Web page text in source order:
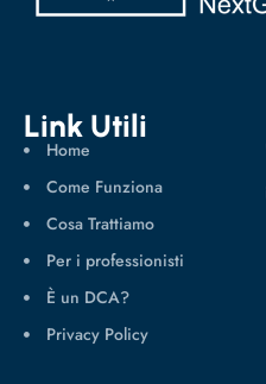
Link Utili
Home
Come Funziona
Cosa Trattiamo
Per i professionisti
È un DCA?
Privacy Policy